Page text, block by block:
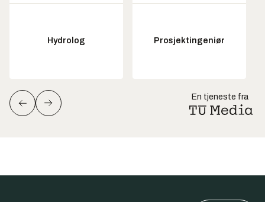
Hydrolog Prosjektingeniør
En tjeneste fra